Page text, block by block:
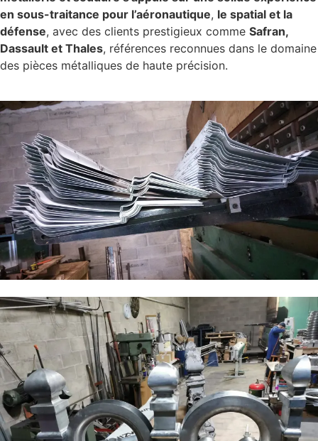
en sous-traitance pour l’aéronautique, le spatial et la
défense, avec des clients prestigieux comme Safran,
Dassault et Thales, références reconnues dans le domaine
des pièces métalliques de haute précision.